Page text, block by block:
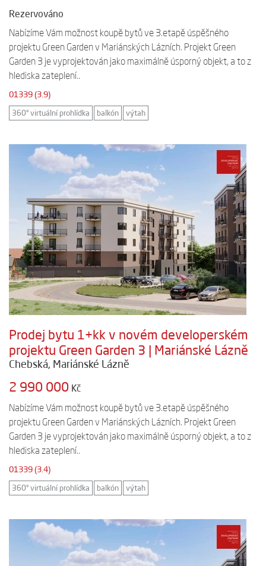
Rezervováno
Nabízíme Vám možnost koupě bytů ve 3.etapě úspěšného
projektu Green Garden v Mariánských Lázních. Projekt Green
Garden 3 je vyprojektován jako maximálně úsporný objekt, a to z
hlediska zateplení..
01339 (3.9)
360° virtuální prohlídka balkón výtah
Prodej bytu 1+kk v novém developerském
projektu Green Garden 3 | Mariánské Lázně
Chebská, Mariánské Lázně
2 990 000 Kč
Nabízíme Vám možnost koupě bytů ve 3.etapě úspěšného
projektu Green Garden v Mariánských Lázních. Projekt Green
Garden 3 je vyprojektován jako maximálně úsporný objekt, a to z
hlediska zateplení..
01339 (3.4)
360° virtuální prohlídka balkón výtah